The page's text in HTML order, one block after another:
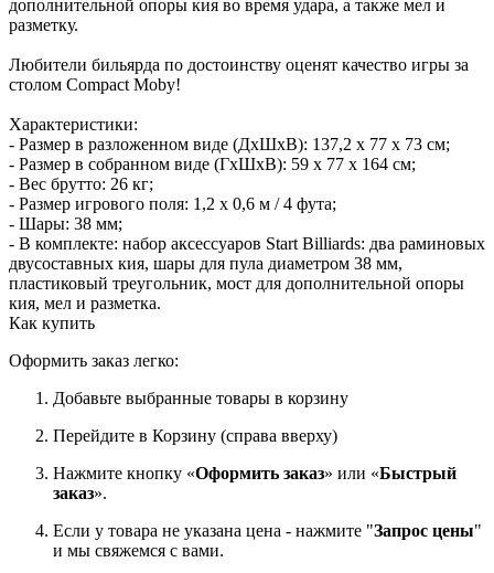
дополнительной опоры кия во время удара, а также мел и
разметку.
Любители бильярда по достоинству оценят качество игры за
столом Compact Moby!
Характеристики:
- Размер в разложенном виде (ДхШхВ): 137,2 х 77 х 73 см;
- Размер в собранном виде (ГхШхВ): 59 х 77 х 164 см;
- Вес брутто: 26 кг;
- Размер игрового поля: 1,2 х 0,6 м / 4 фута;
- Шары: 38 мм;
- В комплекте: набор аксессуаров Start Billiards: два раминовых
двусоставных кия, шары для пула диаметром 38 мм,
пластиковый треугольник, мост для дополнительной опоры
кия, мел и разметка.
Как купить
Оформить заказ легко:
Добавьте выбранные товары в корзину
Перейдите в Корзину (справа вверху)
Нажмите кнопку «Оформить заказ» или «Быстрый
заказ».
Если у товара не указана цена - нажмите "Запрос цены"
и мы свяжемся с вами.